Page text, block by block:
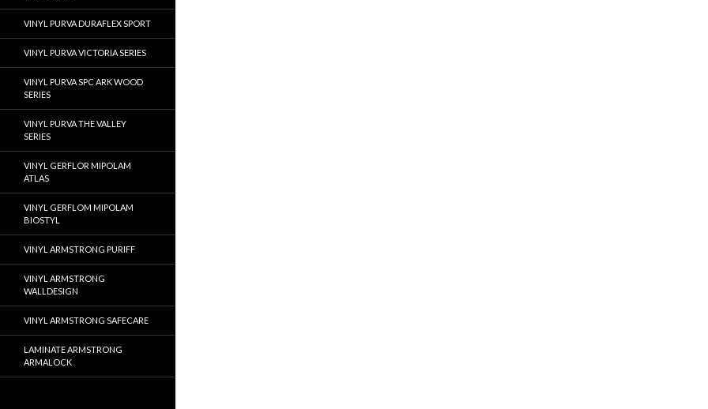
VINYL PURVA DURAFLEX SPORT
VINYL PURVA VICTORIA SERIES
VINYL PURVA SPC ARK WOOD
SERIES
VINYL PURVA THE VALLEY
SERIES
VINYL GERFLOR MIPOLAM
ATLAS
VINYL GERFLOM MIPOLAM
BIOSTYL
VINYL ARMSTRONG PURIFF
VINYL ARMSTRONG
WALLDESIGN
VINYL ARMSTRONG SAFECARE
LAMINATE ARMSTRONG
ARMALOCK